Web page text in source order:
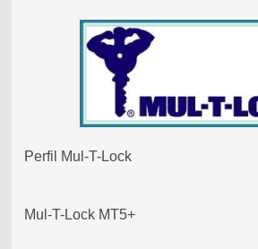
Perfil Mul-T-Lock
Mul-T-Lock MT5+